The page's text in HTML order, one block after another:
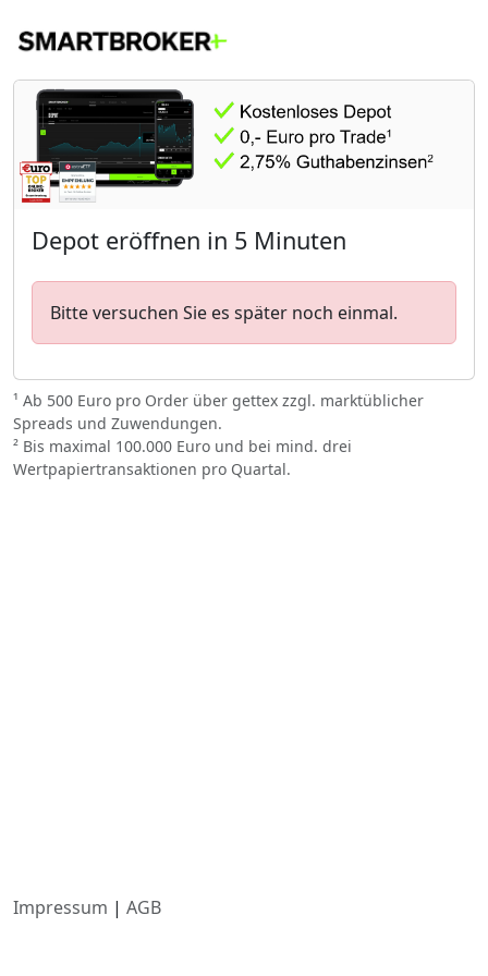
Depot eröffnen in 5 Minuten
Bitte versuchen Sie es später noch einmal.
¹ Ab 500 Euro pro Order über gettex zzgl. marktüblicher
Spreads und Zuwendungen.
² Bis maximal 100.000 Euro und bei mind. drei
Wertpapiertransaktionen pro Quartal.
Impressum | AGB